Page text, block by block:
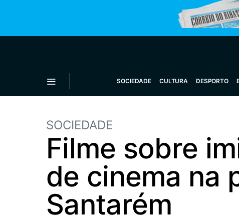
SOCIEDADE CULTURA DESPORTO
SOCIEDADE
Filme sobre
de cinema na
Santarém